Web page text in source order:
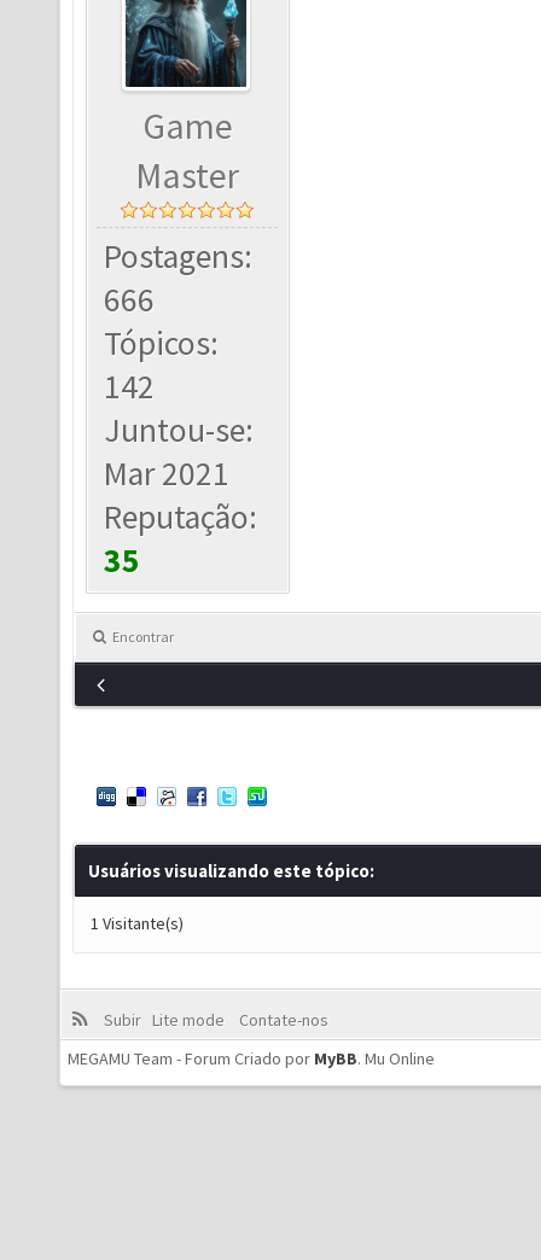
Game
Master
Postagens:
666
Tópicos:
142
Juntou-se:
Mar 2021
Reputação:
35
Encontrar
Usuários visualizando este tópico:
1 Visitante(s)
Subir Lite mode
Contate-nos
MEGAMU Team - Forum Criado por MyBB. Mu Online